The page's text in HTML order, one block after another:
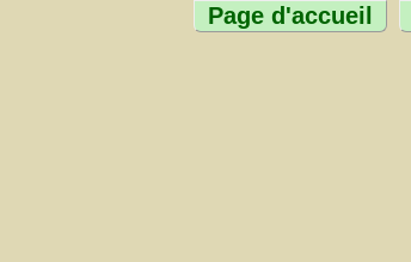
Page d'accueil